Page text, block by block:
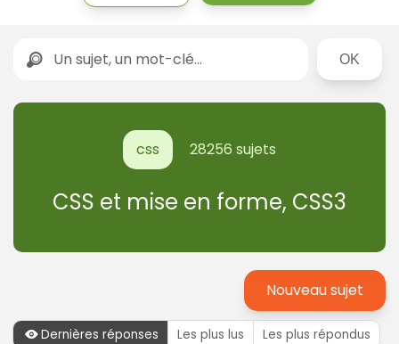
Rechercher
css 28256 sujets
CSS et mise en forme, CSS3
Nouveau sujet
Dernières réponses Les plus lus Les plus répondus